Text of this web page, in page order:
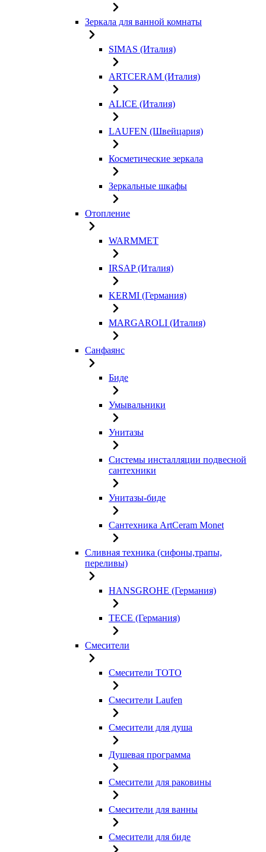
Зеркала для ванной комнаты
SIMAS (Италия)
ARTCERAM (Италия)
ALICE (Италия)
LAUFEN (Швейцария)
Косметические зеркала
Зеркальные шкафы
Отопление
WARMMET
IRSAP (Италия)
KERMI (Германия)
MARGAROLI (Италия)
Санфаянс
Биде
Умывальники
Унитазы
Системы инсталляции подвесной
сантехники
Унитазы-биде
Сантехника ArtCeram Monet
Сливная техника (сифоны,трапы,
переливы)
HANSGROHE (Германия)
TECE (Германия)
Смесители
Смесители TOTO
Смесители Laufen
Смесители для душа
Душевая программа
Смесители для раковины
Смесители для ванны
Смесители для биде